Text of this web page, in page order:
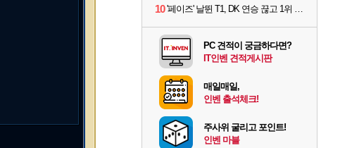
10 '페이즈' 날뛴 T1, DK 연승 끊고 1위 지켜
PC 견적이 궁금하다면?
IT인벤 견적게시판
매일매일,
인벤 출석체크!
주사위 굴리고 포인트!
인벤 마블